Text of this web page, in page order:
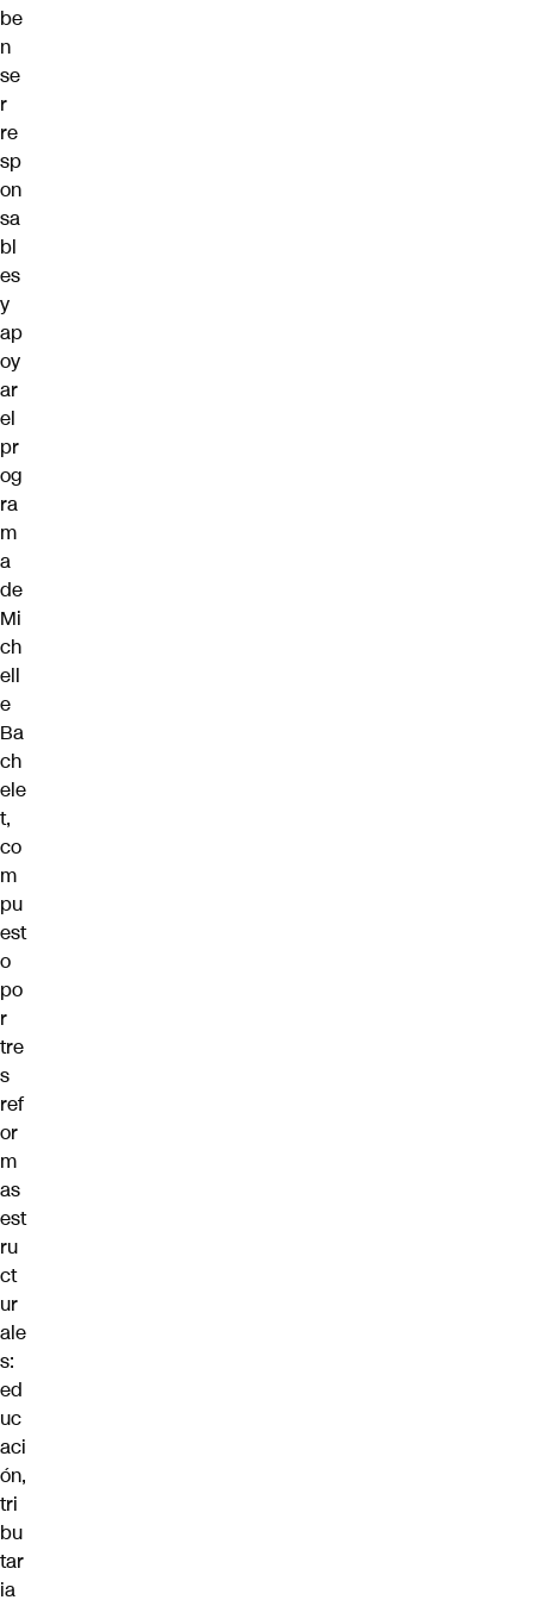
be
n
se
r
re
sp
on
sa
bl
es
y
ap
oy
ar
el
pr
og
ra
m
a
de
Mi
ch
ell
e
Ba
ch
ele
t,
co
m
pu
est
o
po
r
tre
s
ref
or
m
as
est
ru
ct
ur
ale
s:
ed
uc
aci
ón,
tri
bu
tar
ia